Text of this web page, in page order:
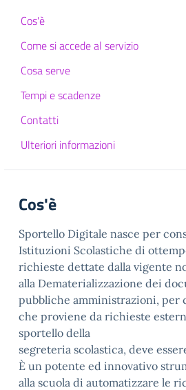
Cos'è
Come si accede al servizio
Cosa serve
Tempi e scadenze
Contatti
Ulteriori informazioni
Cos'è
Sportello Digitale nasce per
Istituzioni Scolastiche di
richieste dettate dalla vigente
alla Dematerializzazione dei
pubbliche amministrazioni, per
che proviene da richieste
sportello della
segreteria scolastica, deve
È un potente ed innovativo
alla scuola di automatizzare le